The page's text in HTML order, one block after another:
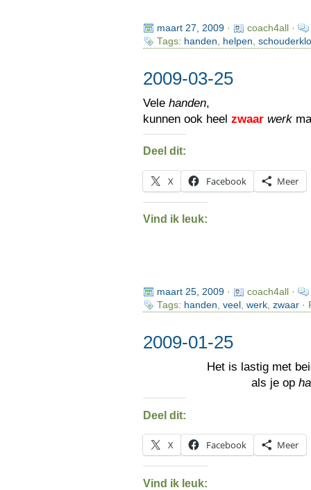
maart 27, 2009·
coach4all ·
Tags: handen helpen
2009-03-25
Vele handen,
kunnen ook heel zwaar werk
Deel dit:
X Facebook Meer
Vind ik leuk:
maart 25, 2009·
coach4all ·
Tags: handen, veel , werk, zwaar·
2009-01-25
Het is lastig met
als je op
Deel dit:
X Facebook Meer
Vind ik leuk: